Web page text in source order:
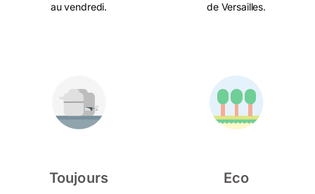
au vendredi.
de Versailles.
Toujours
Eco